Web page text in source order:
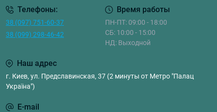
Телефоны:
38 (097) 751-60-37
38 (099) 298-46-42
Время работы
ПН-ПТ: 09:00 - 18:00
СБ: 10:00 - 15:00
НД: Выходной
Наш адрес
г. Киев, ул. Предславинская, 37 (2 минуты от Метро "Палац
Україна")
E-mail